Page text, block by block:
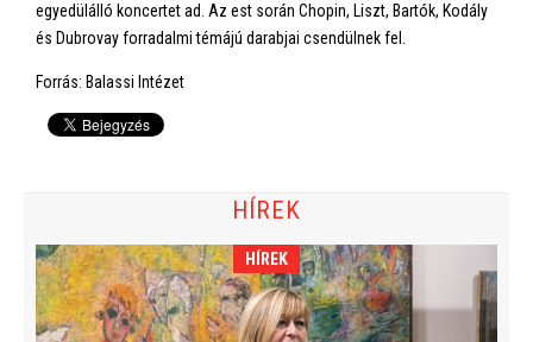
egyedülálló koncertet ad. Az est során Chopin, Liszt, Bartók, Kodály
és Dubrovay forradalmi témájú darabjai csendülnek fel.
Forrás: Balassi Intézet
HÍREK
HÍREK